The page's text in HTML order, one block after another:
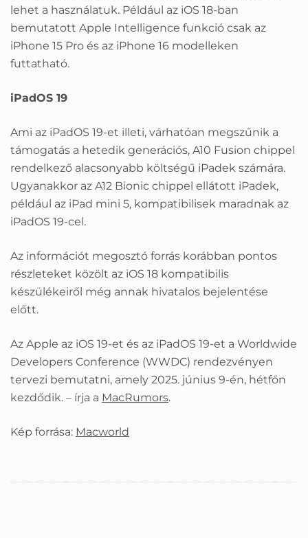
lehet a használatuk. Például az iOS 18-ban
bemutatott Apple Intelligence funkció csak az
iPhone 15 Pro és az iPhone 16 modelleken
futtatható.
iPadOS 19
Ami az iPadOS 19-et illeti, várhatóan megszűnik a
támogatás a hetedik generációs, A10 Fusion chippel
rendelkező alacsonyabb költségű iPadek számára.
Ugyanakkor az A12 Bionic chippel ellátott iPadek,
például az iPad mini 5, kompatibilisek maradnak az
iPadOS 19-cel.
Az információt megosztó forrás korábban pontos
részleteket közölt az iOS 18 kompatibilis
készülékeiről még annak hivatalos bejelentése
előtt.
Az Apple az iOS 19-et és az iPadOS 19-et a Worldwide
Developers Conference (WWDC) rendezvényen
tervezi bemutatni, amely 2025. június 9-én, hétfőn
kezdődik. – írja a MacRumors.
Kép forrása: Macworld